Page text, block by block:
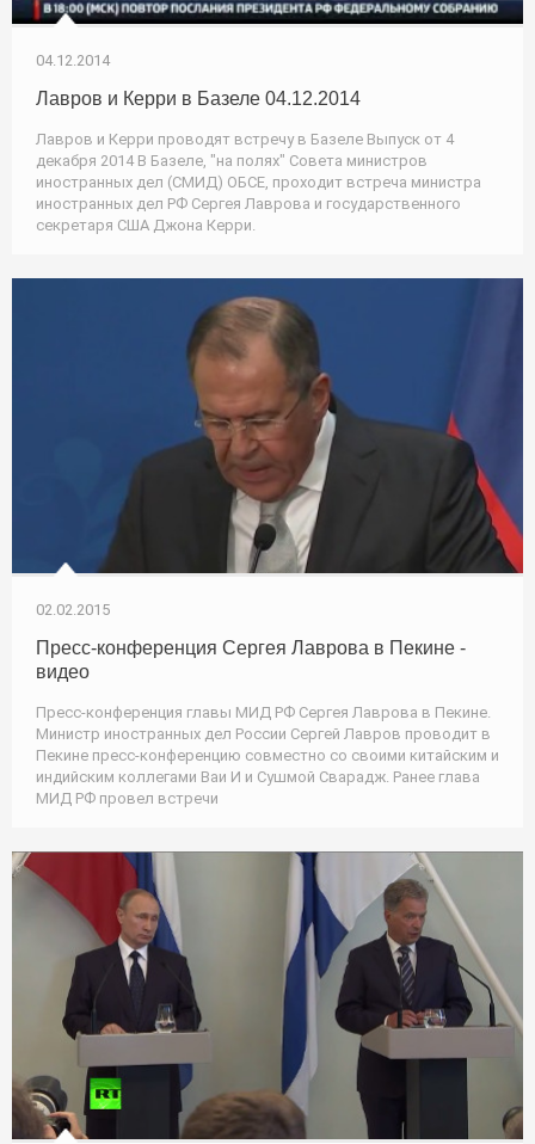
04.12.2014
Лавров и Керри в Базеле 04.12.2014
Лавров и Керри проводят встречу в Базеле Выпуск от 4
декабря 2014 В Базеле, "на полях" Совета министров
иностранных дел (СМИД) ОБСЕ, проходит встреча министра
иностранных дел РФ Сергея Лаврова и государственного
секретаря США Джона Керри.
02.02.2015
Пресс-конференция Сергея Лаврова в Пекине -
видео
Пресс-конференция главы МИД РФ Сергея Лаврова в Пекине.
Министр иностранных дел России Сергей Лавров проводит в
Пекине пресс-конференцию совместно со своими китайским и
индийским коллегами Ваи И и Сушмой Сварадж. Ранее глава
МИД РФ провел встречи